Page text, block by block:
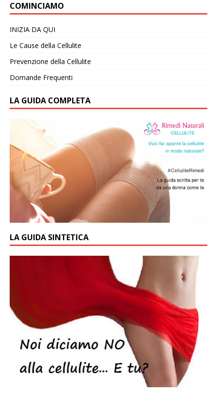
COMINCIAMO
INIZIA DA QUI
Le Cause della Cellulite
Prevenzione della Cellulite
Domande Frequenti
LA GUIDA COMPLETA
LA GUIDA SINTETICA